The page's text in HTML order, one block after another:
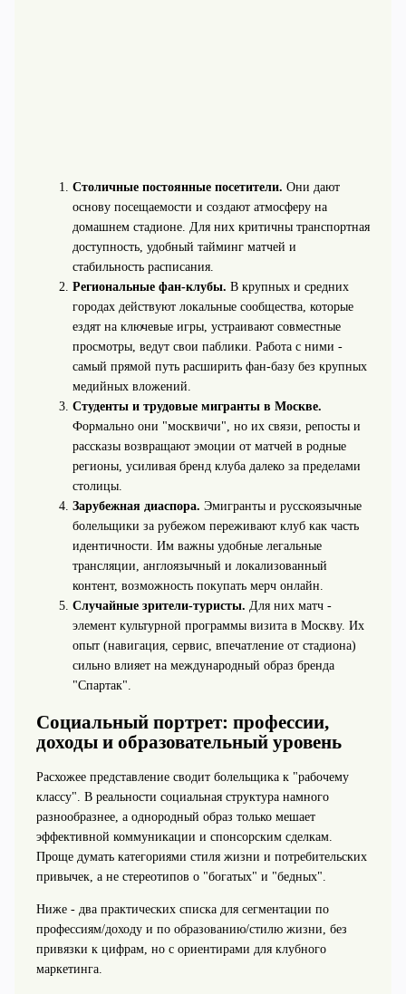
Столичные постоянные посетители. Они дают
основу посещаемости и создают атмосферу на
домашнем стадионе. Для них критичны транспортная
доступность, удобный тайминг матчей и
стабильность расписания.
Региональные фан‑клубы. В крупных и средних
городах действуют локальные сообщества, которые
ездят на ключевые игры, устраивают совместные
просмотры, ведут свои паблики. Работа с ними -
самый прямой путь расширить фан‑базу без крупных
медийных вложений.
Студенты и трудовые мигранты в Москве.
Формально они "москвичи", но их связи, репосты и
рассказы возвращают эмоции от матчей в родные
регионы, усиливая бренд клуба далеко за пределами
столицы.
Зарубежная диаспора. Эмигранты и русскоязычные
болельщики за рубежом переживают клуб как часть
идентичности. Им важны удобные легальные
трансляции, англоязычный и локализованный
контент, возможность покупать мерч онлайн.
Случайные зрители‑туристы. Для них матч -
элемент культурной программы визита в Москву. Их
опыт (навигация, сервис, впечатление от стадиона)
сильно влияет на международный образ бренда
"Спартак".
Социальный портрет: профессии,
доходы и образовательный уровень
Расхожее представление сводит болельщика к "рабочему
классу". В реальности социальная структура намного
разнообразнее, а однородный образ только мешает
эффективной коммуникации и спонсорским сделкам.
Проще думать категориями стиля жизни и потребительских
привычек, а не стереотипов о "богатых" и "бедных".
Ниже - два практических списка для сегментации по
профессиям/доходу и по образованию/стилю жизни, без
привязки к цифрам, но с ориентирами для клубного
маркетинга.